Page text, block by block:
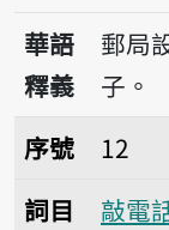
華語
釋義
郵局
子。
序號12敲電話
序號
12
詞目
敲電